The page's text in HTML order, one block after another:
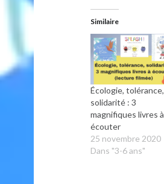
Similaire
Écologie, tolérance,
solidarité : 3
magnifiques livres à
écouter
25 novembre 2020
Dans "3-6 ans"